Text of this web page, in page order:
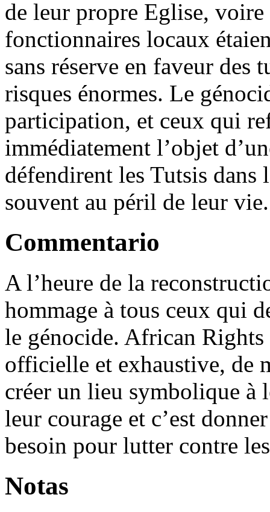
de leur propre Eglise,
fonctionnaires locaux
sans réserve en faveur des
risques énormes. Le
participation, et ceux qui
immédiatement l’objet
défendirent les Tutsis
souvent au péril de leur vie.
Commentario
A l’heure de la
hommage à tous ceux qui
le génocide. African
officielle et exhaustive, de
créer un lieu symbolique à
leur courage et c’est
besoin pour lutter contre
Notas